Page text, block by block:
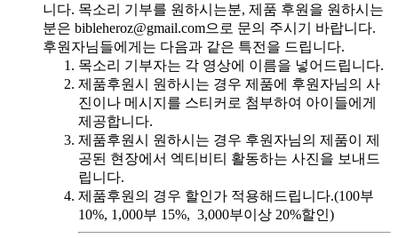
니다. 목소리 기부를 원하시는분, 제품 후원을 원하시는
분은 bibleheroz@gmail.com으로 문의 주시기 바랍니다.
후원자님들에게는 다음과 같은 특전을 드립니다.
목소리 기부자는 각 영상에 이름을 넣어드립니다.
제품후원시 원하시는 경우 제품에 후원자님의 사
진이나 메시지를 스티커로 첨부하여 아이들에게
제공합니다.
제품후원시 원하시는 경우 후원자님의 제품이 제
공된 현장에서 엑티비티 활동하는 사진을 보내드
립니다.
제품후원의 경우 할인가 적용해드립니다.(100부
10%, 1,000부 15%, 3,000부이상 20%할인)